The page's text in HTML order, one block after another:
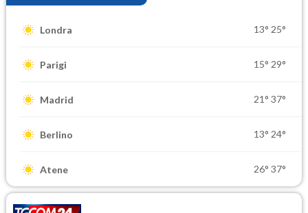
Londra 13° 25°
Parigi 15° 29°
Madrid 21° 37°
Berlino 13° 24°
Atene 26° 37°